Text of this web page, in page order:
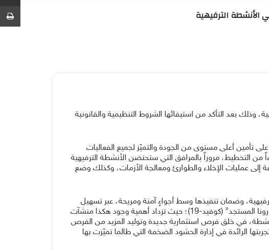
الترفيهية، وذلك بعد التأكد من استيفائها الشروط التنظيمية والقانونية
تأمين أعلى مستوى من الجودة والتميّز لجميع الفعاليات
التخطيط، مروراً بالمرافق التي ستحتضن الأنشطة الترفيهية
إلى عمليات الإخلاء والطوارئ ومعالجة الأزمات، وكذلك وضع
وضمان تنفيذها وسط أجواءٍ آمنة ومريحة، عبر تسهيل
إجراءات الدخول والخروج للزوّار، وإضفاء الطمأنينة لهم في ظل الواقع الجديد الذي فرضه انتشار جائحة فيروس “كورونا المستجد” (كوفيد-19)؛ حيث تزداد أهمية وجود هكذا منشآت
في خلق فرص استثمارية جديدة وتوليد المزيد من الفرص
الرائدة في إدارة الحشود الضخمة التي طالما تميّزت بها